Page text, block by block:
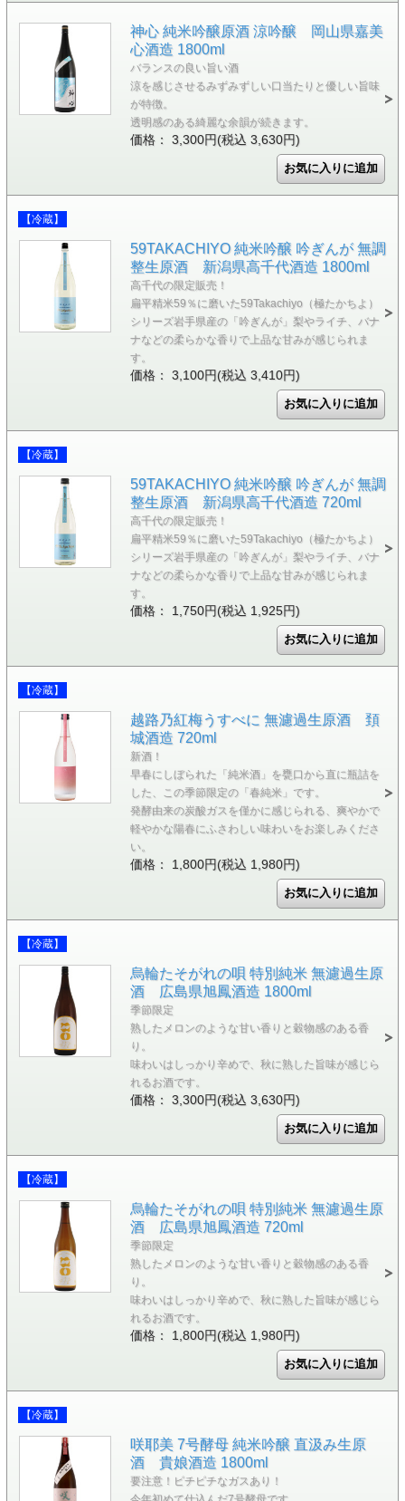
神心 純米吟醸原酒 涼吟醸 岡山県嘉美
心酒造 1800ml
バランスの良い旨い酒
涼を感じさせるみずみずしい口当たりと優しい旨味
が特徴。
透明感のある綺麗な余韻が続きます。
価格： 3,300円(税込 3,630円)
【冷蔵】
59TAKACHIYO 純米吟醸 吟ぎんが 無調
整生原酒 新潟県高千代酒造 1800ml
高千代の限定販売！
扁平精米59％に磨いた59Takachiyo（極たかちよ）
シリーズ岩手県産の「吟ぎんが」梨やライチ、バナ
ナなどの柔らかな香りで上品な甘みが感じられま
す。
価格： 3,100円(税込 3,410円)
【冷蔵】
59TAKACHIYO 純米吟醸 吟ぎんが 無調
整生原酒 新潟県高千代酒造 720ml
高千代の限定販売！
扁平精米59％に磨いた59Takachiyo（極たかちよ）
シリーズ岩手県産の「吟ぎんが」梨やライチ、バナ
ナなどの柔らかな香りで上品な甘みが感じられま
す。
価格： 1,750円(税込 1,925円)
【冷蔵】
越路乃紅梅うすべに 無濾過生原酒 頚
城酒造 720ml
新酒！
早春にしぼられた「純米酒」を甕口から直に瓶詰を
した、この季節限定の「春純米」です。
発酵由来の炭酸ガスを僅かに感じられる、爽やかで
軽やかな陽春にふさわしい味わいをお楽しみくださ
い。
価格： 1,800円(税込 1,980円)
【冷蔵】
烏輪たそがれの唄 特別純米 無濾過生原
酒 広島県旭鳳酒造 1800ml
季節限定
熟したメロンのような甘い香りと穀物感のある香
り。
味わいはしっかり辛めで、秋に熟した旨味が感じら
れるお酒です。
価格： 3,300円(税込 3,630円)
【冷蔵】
烏輪たそがれの唄 特別純米 無濾過生原
酒 広島県旭鳳酒造 720ml
季節限定
熟したメロンのような甘い香りと穀物感のある香
り。
味わいはしっかり辛めで、秋に熟した旨味が感じら
れるお酒です。
価格： 1,800円(税込 1,980円)
【冷蔵】
咲耶美 7号酵母 純米吟醸 直汲み生原
酒 貴娘酒造 1800ml
要注意！ピチピチなガスあり！